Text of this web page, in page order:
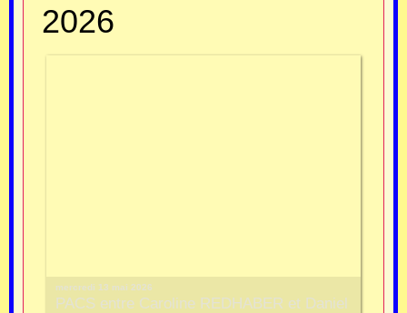
2026
mercredi 13 mai 2026
PACS entre Caroline REDHABER et Daniel